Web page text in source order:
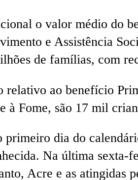
o valor médio do
e Assistência
de famílias, com
relativo ao benefício
Fome, são 17 mil
dia do
Na última sexta-
Acre e as atingidas